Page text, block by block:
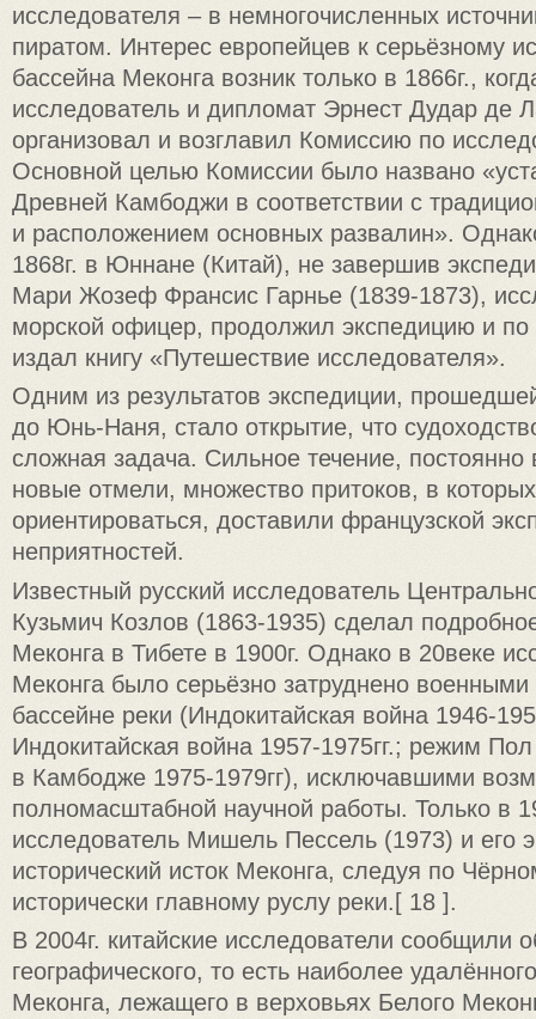
исследователя – в немногочисленных
пиратом. Интерес европейцев к серьёзному
бассейна Меконга возник только в 1866г.,
исследователь и дипломат Эрнест Дудар де
организовал и возглавил Комиссию по
Основной целью Комиссии было названо
Древней Камбоджи в соответствии с
и расположением основных развалин».
1868г. в Юннане (Китай), не завершив
Мари Жозеф Франсис Гарнье (1839-1873),
морской офицер, продолжил экспедицию и по
издал книгу «Путешествие исследователя».
Одним из результатов экспедиции,
до Юнь-Наня, стало открытие, что
сложная задача. Сильное течение,
новые отмели, множество притоков, в
ориентироваться, доставили французской
неприятностей.
Известный русский исследователь
Кузьмич Козлов (1863-1935) сделал
Меконга в Тибете в 1900г. Однако в 20веке
Меконга было серьёзно затруднено
бассейне реки (Индокитайская война 1946-
Индокитайская война 1957-1975гг.; режим
в Камбодже 1975-1979гг), исключавшими
полномасштабной научной работы. Только в
исследователь Мишель Пессель (1973) и его
исторический исток Меконга, следуя по
исторически главному руслу реки.[ 18 ].
В 2004г. китайские исследователи сообщили
географического, то есть наиболее
Меконга, лежащего в верховьях Белого